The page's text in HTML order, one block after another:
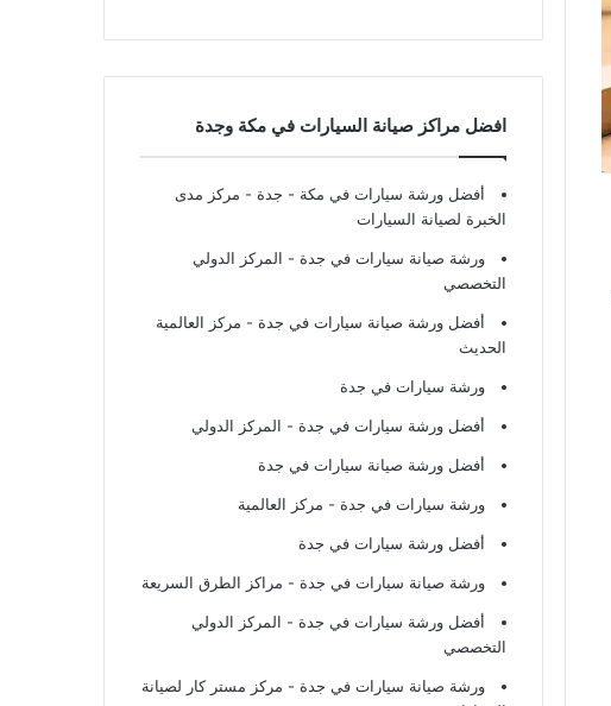
افضل مراكز صيانة السيارات في مكة وجدة
أفضل ورشة سيارات في مكة - جدة - مركز مدى
الخبرة لصيانة السيارات
ورشة صيانة سيارات في جدة - المركز الدولي
التخصصي
أفضل ورشة صيانة سيارات في جدة - مركز العالمية
الحديث
ورشة سيارات في جدة
أفضل ورشة سيارات في جدة - المركز الدولي
أفضل ورشة صيانة سيارات في جدة
ورشة سيارات في جدة - مركز العالمية
أفضل ورشة سيارات في جدة
ورشة صيانة سيارات في جدة - مراكز الطرق السريعة
أفضل ورشة سيارات في جدة - المركز الدولي
التخصصي
ورشة صيانة سيارات في جدة - مركز مستر كار لصيانة